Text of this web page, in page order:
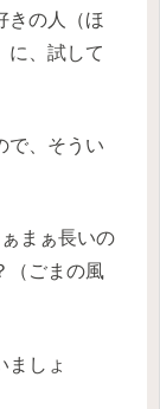
きの人（ほ
、 試して
で、そうい
まぁ長いの
（ごまの風
しょ